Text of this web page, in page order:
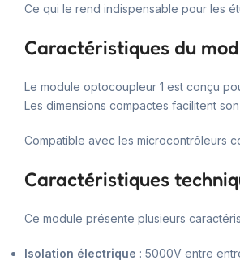
Ce qui le rend indispensable pour les
Caractéristiques du
Le module optocoupleur 1 est conçu
Les dimensions compactes facilitent
Compatible avec les microcontrôleurs
Caractéristiques
Ce module présente plusieurs
Isolation électrique : 5000V entre